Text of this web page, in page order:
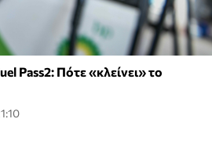
Pass2: Πότε «κλείνει» το